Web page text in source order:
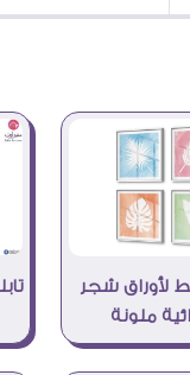
لأوراق شجر
ملونة